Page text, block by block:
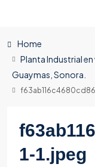
Home
Planta Industrial
Guaymas, Sonora.
1-1.jpeg